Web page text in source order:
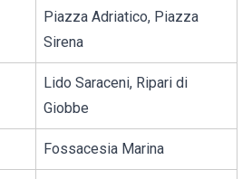
Piazza Adriatico, Piazza
Sirena
Lido Saraceni, Ripari di
Giobbe
Fossacesia Marina